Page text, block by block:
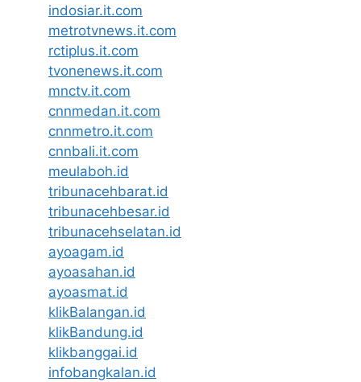
indosiar.it.com
metrotvnews.it.com
rctiplus.it.com
tvonenews.it.com
mnctv.it.com
cnnmedan.it.com
cnnmetro.it.com
cnnbali.it.com
meulaboh.id
tribunacehbarat.id
tribunacehbesar.id
tribunacehselatan.id
ayoagam.id
ayoasahan.id
ayoasmat.id
klikBalangan.id
klikBandung.id
klikbanggai.id
infobangkalan.id